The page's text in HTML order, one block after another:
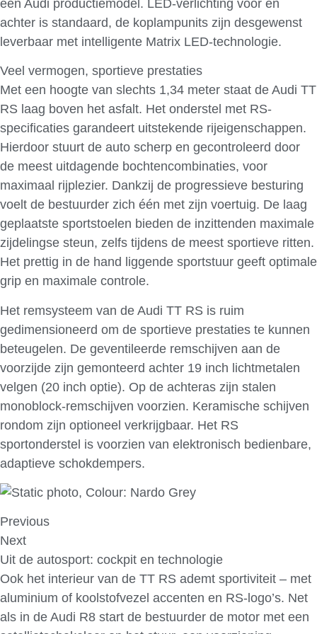
een Audi productiemodel. LED-verlichting voor en
achter is standaard, de koplampunits zijn desgewenst
leverbaar met intelligente Matrix LED-technologie.
Veel vermogen, sportieve prestaties
Met een hoogte van slechts 1,34 meter staat de Audi TT
RS laag boven het asfalt. Het onderstel met RS-
specificaties garandeert uitstekende rijeigenschappen.
Hierdoor stuurt de auto scherp en gecontroleerd door
de meest uitdagende bochtencombinaties, voor
maximaal rijplezier. Dankzij de progressieve besturing
voelt de bestuurder zich één met zijn voertuig. De laag
geplaatste sportstoelen bieden de inzittenden maximale
zijdelingse steun, zelfs tijdens de meest sportieve ritten.
Het prettig in de hand liggende sportstuur geeft optimale
grip en maximale controle.
Het remsysteem van de Audi TT RS is ruim
gedimensioneerd om de sportieve prestaties te kunnen
beteugelen. De geventileerde remschijven aan de
voorzijde zijn gemonteerd achter 19 inch lichtmetalen
velgen (20 inch optie). Op de achteras zijn stalen
monoblock-remschijven voorzien. Keramische schijven
rondom zijn optioneel verkrijgbaar. Het RS
sportonderstel is voorzien van elektronisch bedienbare,
adaptieve schokdempers.
Previous
Next
Uit de autosport: cockpit en technologie
Ook het interieur van de TT RS ademt sportiviteit – met
aluminium of koolstofvezel accenten en RS-logo’s. Net
als in de Audi R8 start de bestuurder de motor met een